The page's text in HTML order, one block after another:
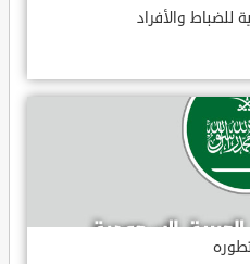
للضباط والأفراد